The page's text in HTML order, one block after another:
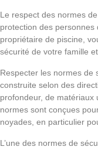
Le respect des normes
protection des personnes
propriétaire de piscine,
sécurité de votre famille
Respecter les normes de
construite selon des
profondeur, de matériaux
normes sont conçues
noyades, en particulier
L’une des normes de